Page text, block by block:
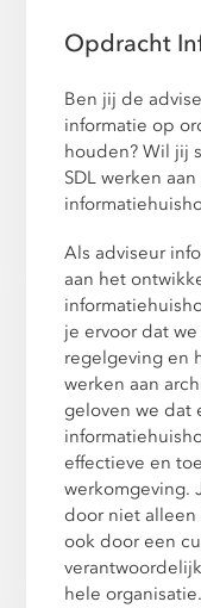
Opdracht
Ben jij de
informatie op
houden? Wil jij
SDL werken
Als adviseur
aan het
je ervoor dat
regelgeving en
werken aan
geloven we dat
effectieve en
werkomgeving.
door niet
ook door een
hele organisatie.